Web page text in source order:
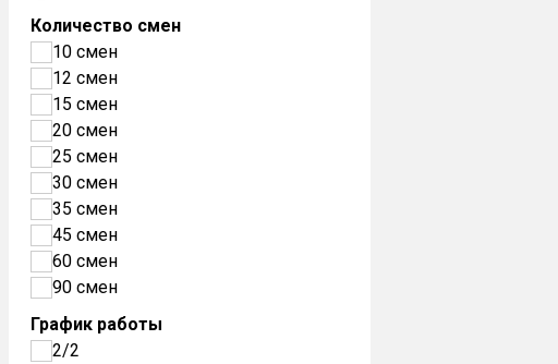
Количество смен
10 смен
12 смен
15 смен
20 смен
25 смен
30 смен
35 смен
45 смен
60 смен
90 смен
График работы
2/2